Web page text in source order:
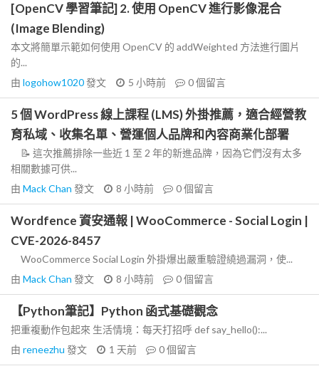
[OpenCV 學習筆記] 2. 使用 OpenCV 進行影像混合
(Image Blending)
本文將簡單示範如何使用 OpenCV 的 addWeighted 方法進行圖片
的...
由 logohow1020發文 5 小時前 0個留言
5 個 WordPress 線上課程 (LMS) 外掛推薦，適合經營教
育私域、收集名單、營運個人品牌和內容商業化部署
📝 這次推薦排除一些近 1 至 2 年的新進品牌，因為它們沒有太多
相關數據可供...
由 Mack Chan 發文 8 小時前 0個留言
Wordfence 資安通報 | WooCommerce - Social Login |
CVE-2026-8457
WooCommerce Social Login 外掛爆出嚴重驗證繞過漏洞，使...
由 Mack Chan 發文 8 小時前 0個留言
【Python筆記】Python 函式基礎觀念
把重複動作包起來 生活情境：每天打招呼 def say_hello():...
由 reneezhu 發文 1 天前 0個留言